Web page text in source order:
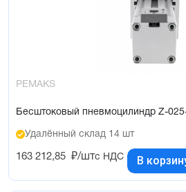
PEMAKS
Бесштоковый пневмоцилиндр Z-
Удалённый склад 14 шт
163 212,85 ₽/штс НДС В